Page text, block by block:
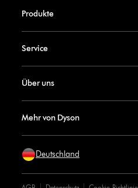
Produkte
Service
Über uns
Mehr von Dyson
Deutschland